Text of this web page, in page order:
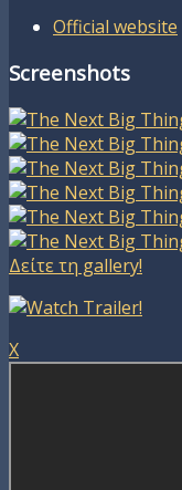
Official website
Screenshots
Δείτε τη gallery!
X